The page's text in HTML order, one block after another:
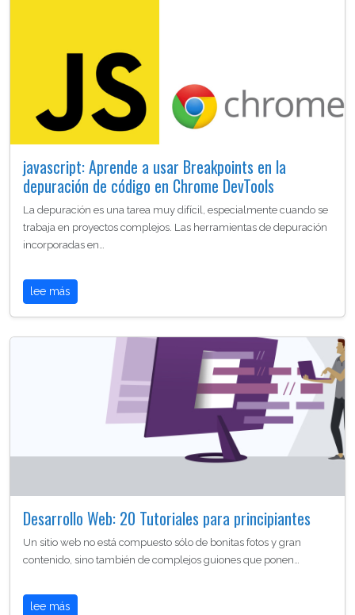
javascript: Aprende a usar Breakpoints en la
depuración de código en Chrome DevTools
La depuración es una tarea muy difícil, especialmente cuando se
trabaja en proyectos complejos. Las herramientas de depuración
incorporadas en…
lee más
Desarrollo Web: 20 Tutoriales para principiantes
Un sitio web no está compuesto sólo de bonitas fotos y gran
contenido, sino también de complejos guiones que ponen…
lee más